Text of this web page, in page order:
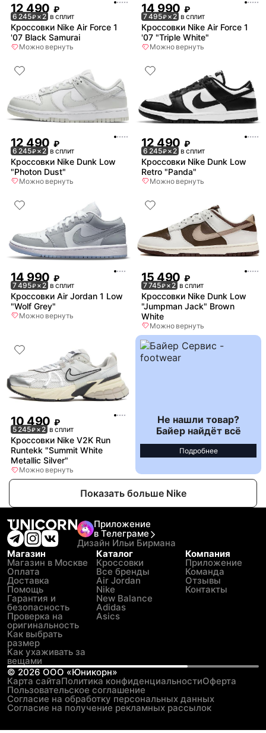
12 490 ₽
6 245₽× 2 в сплит
Кроссовки Nike Air Force 1
'07 Black Samurai
Можно вернуть
14 990 ₽
7 495₽× 2 в сплит
Кроссовки Nike Air Force 1
'07 "Triple White"
Можно вернуть
12 490 ₽
6 245₽× 2 в сплит
Кроссовки Nike Dunk Low
"Photon Dust"
Можно вернуть
12 490 ₽
6 245₽× 2 в сплит
Кроссовки Nike Dunk Low
Retro "Panda"
Можно вернуть
14 990 ₽
7 495₽× 2 в сплит
Кроссовки Air Jordan 1 Low
"Wolf Grey"
Можно вернуть
15 490 ₽
7 745₽× 2 в сплит
Кроссовки Nike Dunk Low
"Jumpman Jack" Brown
White
Можно вернуть
10 490 ₽
5 245₽× 2 в сплит
Кроссовки Nike V2K Run
Runtekk "Summit White
Metallic Silver"
Можно вернуть
Не нашли товар?
Байер найдёт всё
Подробнее
Показать больше Nike
Приложение
в Телеграме
Дизайн Ильи Бирмана
Магазин
Магазин в Москве
Оплата
Доставка
Помощь
Гарантия и
безопасность
Проверка на
оригинальность
Как выбрать
размер
Как ухаживать за
вещами
Каталог
Кроссовки
Все бренды
Air Jordan
Nike
New Balance
Adidas
Asics
Компания
Приложение
Команда
Отзывы
Контакты
© 2026 ООО «Юникорн»
Карта сайтаПолитика конфиденциальностиОферта
Пользовательское соглашение
Согласие на обработку персональных данных
Согласие на получение рекламных рассылок